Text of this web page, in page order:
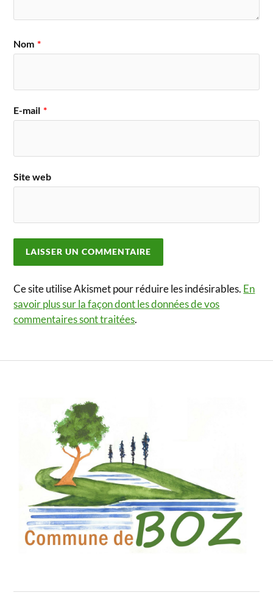
Nom *
E-mail *
Site web
Ce site utilise Akismet pour réduire les indésirables. En
savoir plus sur la façon dont les données de vos
commentaires sont traitées.